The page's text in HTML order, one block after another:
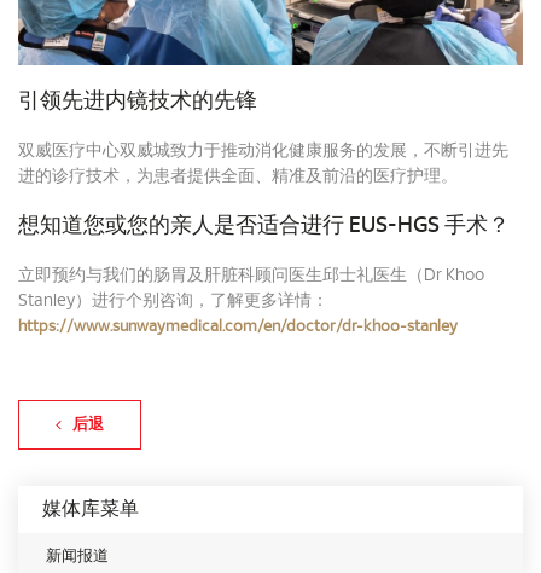
引领先进内镜技术的先锋
双威医疗中心双威城致力于推动消化健康服务的发展，不断引进先
进的诊疗技术，为患者提供全面、精准及前沿的医疗护理。
想知道您或您的亲人是否适合进行 EUS-HGS 手术？
立即预约与我们的肠胃及肝脏科顾问医生邱士礼医生（Dr Khoo
Stanley）进行个别咨询，了解更多详情：
https://www.sunwaymedical.com/en/doctor/dr-khoo-stanley
后退
媒体库菜单
新闻报道